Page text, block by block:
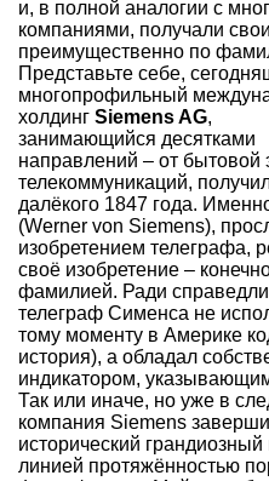
и, в полной аналогии с
компаниями, получали
преимущественно по
Представьте себе,
многопрофильный
холдинг Siemens AG,
занимающийся десятками
направлений – от бытовой
телекоммуникаций,
далёкого 1847 года.
(Werner von Siemens),
изобретением телеграфа,
своё изобретение –
фамилией. Ради
телеграф Сименса не
тому моменту в Америке
история), а обладал
индикатором,
Так или иначе, но уже в
компания Siemens
исторический
линией протяжённостью